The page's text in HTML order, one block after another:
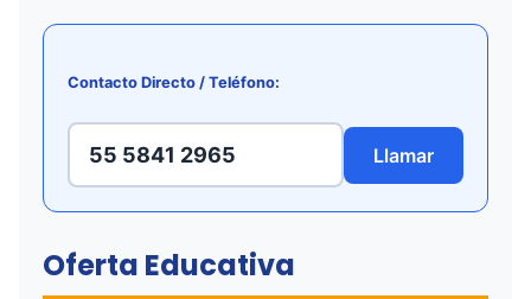
Contacto Directo / Teléfono:
55 5841 2965 Llamar
Oferta Educativa